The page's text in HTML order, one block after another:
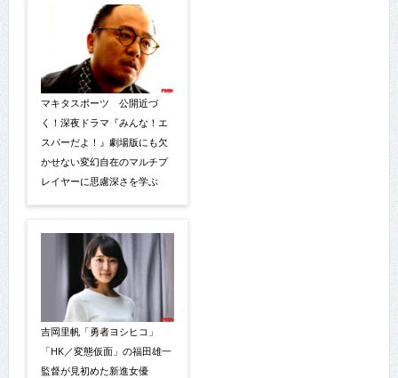
マキタスポーツ 公開近づ
く！深夜ドラマ『みんな！エ
スパーだよ！』劇場版にも欠
かせない変幻自在のマルチプ
レイヤーに思慮深さを学ぶ
吉岡里帆「勇者ヨシヒコ」
「HK／変態仮面」の福田雄一
監督が見初めた新進女優